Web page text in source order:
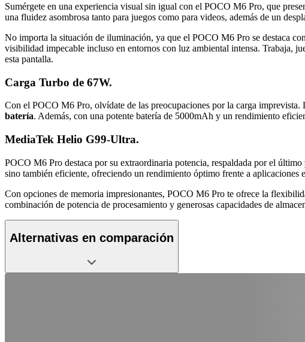
Sumérgete en una experiencia visual sin igual con el POCO M6 Pro, que
una fluidez asombrosa tanto para juegos como para videos, además de un
No importa la situación de iluminación, ya que el POCO M6 Pro se destaca
visibilidad impecable incluso en entornos con luz ambiental intensa. Trabaja,
esta pantalla.
Carga Turbo de 67W.
Con el POCO M6 Pro, olvídate de las preocupaciones por la carga imprevista.
batería. Además, con una potente batería de 5000mAh y un rendimiento
MediaTek Helio G99-Ultra.
POCO M6 Pro destaca por su extraordinaria potencia, respaldada por el último
sino también eficiente, ofreciendo un rendimiento óptimo frente a aplicaciones
Con opciones de memoria impresionantes, POCO M6 Pro te ofrece la
combinación de potencia de procesamiento y generosas capacidades de
Alternativas en comparación